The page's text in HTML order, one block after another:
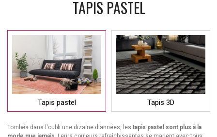
TAPIS PASTEL
Tapis pastel Tapis 3D
Tombés dans l'oubli une dizaine d'années, les tapis pastel sont plus à la